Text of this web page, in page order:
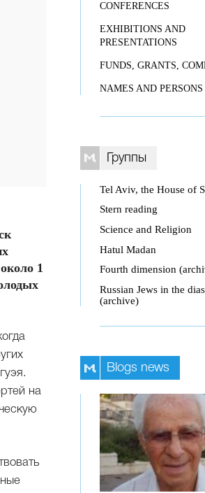
1
на
CONFERENCES
EXHIBITIONS AND
PRESENTATIONS
FUNDS, GRANTS,
NAMES AND PERSONS
Группы
Tel Aviv, the House of
Stern reading
Science and Religion
Hatul Madan
Fourth dimension
Russian Jews in the
(archive)
Blogs news